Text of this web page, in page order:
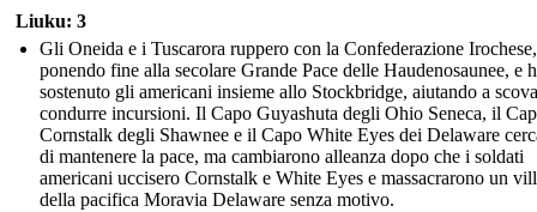
Liuku: 3
Gli Oneida e i Tuscarora ruppero con la Confederazione Irochese,
ponendo fine alla secolare Grande Pace delle Haudenosaunee, e
sostenuto gli americani insieme allo Stockbridge, aiutando a
condurre incursioni. Il Capo Guyashuta degli Ohio Seneca, il
Cornstalk degli Shawnee e il Capo White Eyes dei Delaware
di mantenere la pace, ma cambiarono alleanza dopo che i soldati
americani uccisero Cornstalk e White Eyes e massacrarono un
della pacifica Moravia Delaware senza motivo.